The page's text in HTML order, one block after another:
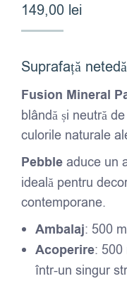
149,00 lei
Suprafață
Fusion Mineral
blândă și neutră
culorile naturale
Pebble aduce un
ideală pentru
contemporane.
Ambalaj: 500
Acoperire: 500
într-un singur